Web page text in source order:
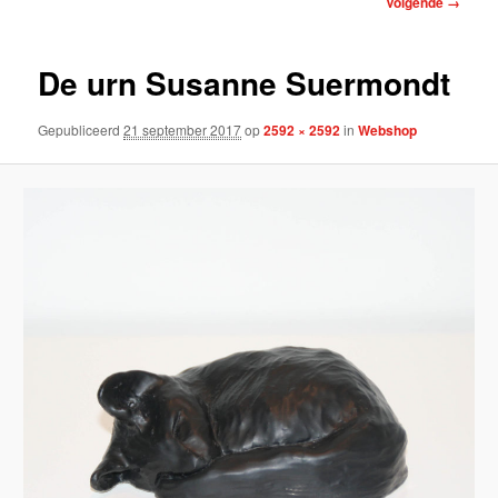
De urn Susanne Suermondt
Gepubliceerd21 september 2017op2592 × 2592inWebshop